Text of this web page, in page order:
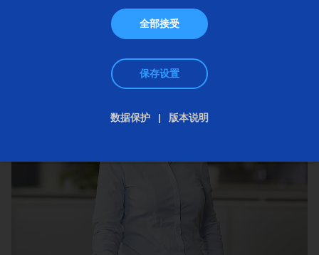
全部接受
保存设置
数据保护 版本说明